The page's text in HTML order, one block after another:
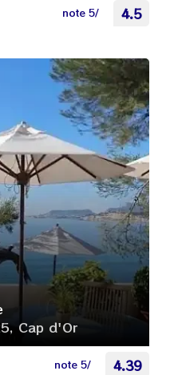
note 5/ 4.5
Cap d'Or
note 5/ 4.39